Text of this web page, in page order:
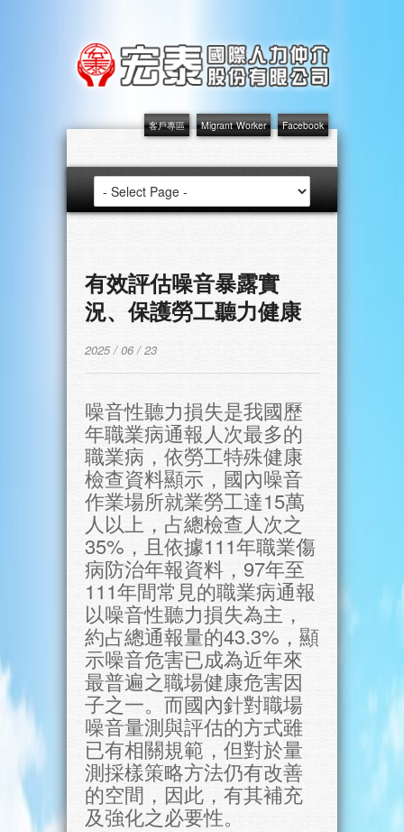
客戶專區 Migrant Worker Facebook
有效評估噪音暴露實
況、保護勞工聽力健康
2025 / 06 / 23
噪音性聽力損失是我國歷
年職業病通報人次最多的
職業病，依勞工特殊健康
檢查資料顯示，國內噪音
作業場所就業勞工達15萬
人以上，占總檢查人次之
35%，且依據111年職業傷
病防治年報資料，97年至
111年間常見的職業病通報
以噪音性聽力損失為主，
約占總通報量的43.3%，顯
示噪音危害已成為近年來
最普遍之職場健康危害因
子之一。而國內針對職場
噪音量測與評估的方式雖
已有相關規範，但對於量
測採樣策略方法仍有改善
的空間，因此，有其補充
及強化之必要性。